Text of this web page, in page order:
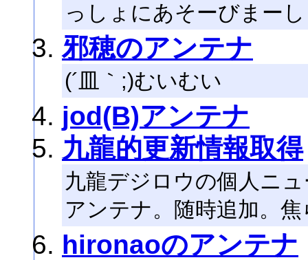
っしょにあそーびまー
邪穂のアンテナ
(´皿｀;)むいむい
jod(B)アンテナ
九龍的更新情報取得
九龍デジロウの個人ニ
アンテナ。随時追加。
hironaoのアンテナ